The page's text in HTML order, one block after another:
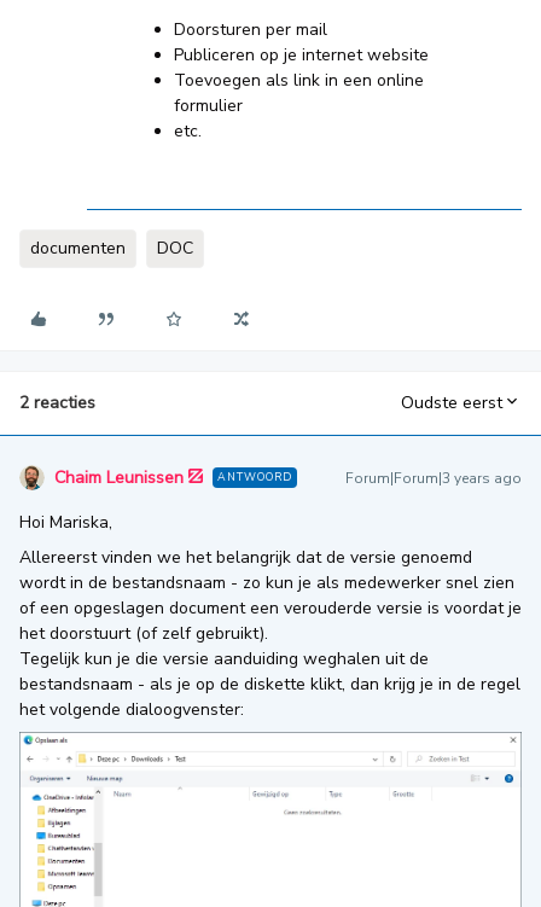
Doorsturen per mail
Publiceren op je internet website
Toevoegen als link in een online
formulier
etc.
documenten DOC
2 reacties Oudste eerst
Chaim Leunissen ANTWOORD Forum|Forum|3 years ago
Hoi Mariska,
Allereerst vinden we het belangrijk dat de versie genoemd
wordt in de bestandsnaam - zo kun je als medewerker snel zien
of een opgeslagen document een verouderde versie is voordat je
het doorstuurt (of zelf gebruikt).
Tegelijk kun je die versie aanduiding weghalen uit de
bestandsnaam - als je op de diskette klikt, dan krijg je in de regel
het volgende dialoogvenster: